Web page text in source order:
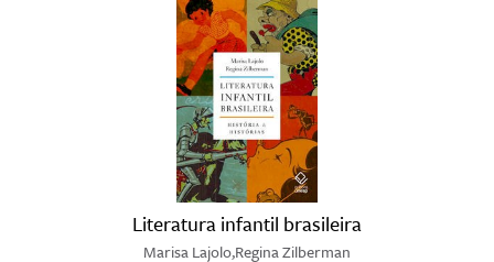
Literatura infantil brasileira
Marisa Lajolo,Regina Zilberman